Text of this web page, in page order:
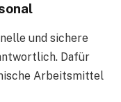
und sichere
Dafür
Arbeitsmittel